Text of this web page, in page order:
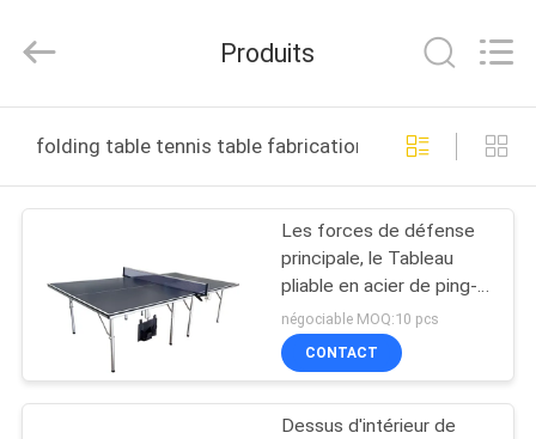
MAISON
PRODUITS
PROPOS
Dunya
Sports
Rights
Produits
folding table tennis table fabrication en ligne
Les forces de défense
principale, le Tableau
pliable en acier de ping-
pong facile installent
avec la couleur de bleu
de poche de battes de
négociable MOQ:10 pcs
CONTACT
Dessus d'intérieur de